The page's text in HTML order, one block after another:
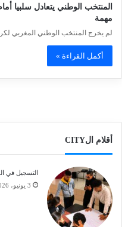
المنتخب الوطني يتعادل سلبيا
مهمة
لم يخرج المنتخب الوطني المغربي
أكمل القراءة »
أقلام الCITY
التسجيل في
3 يونيو، 2026